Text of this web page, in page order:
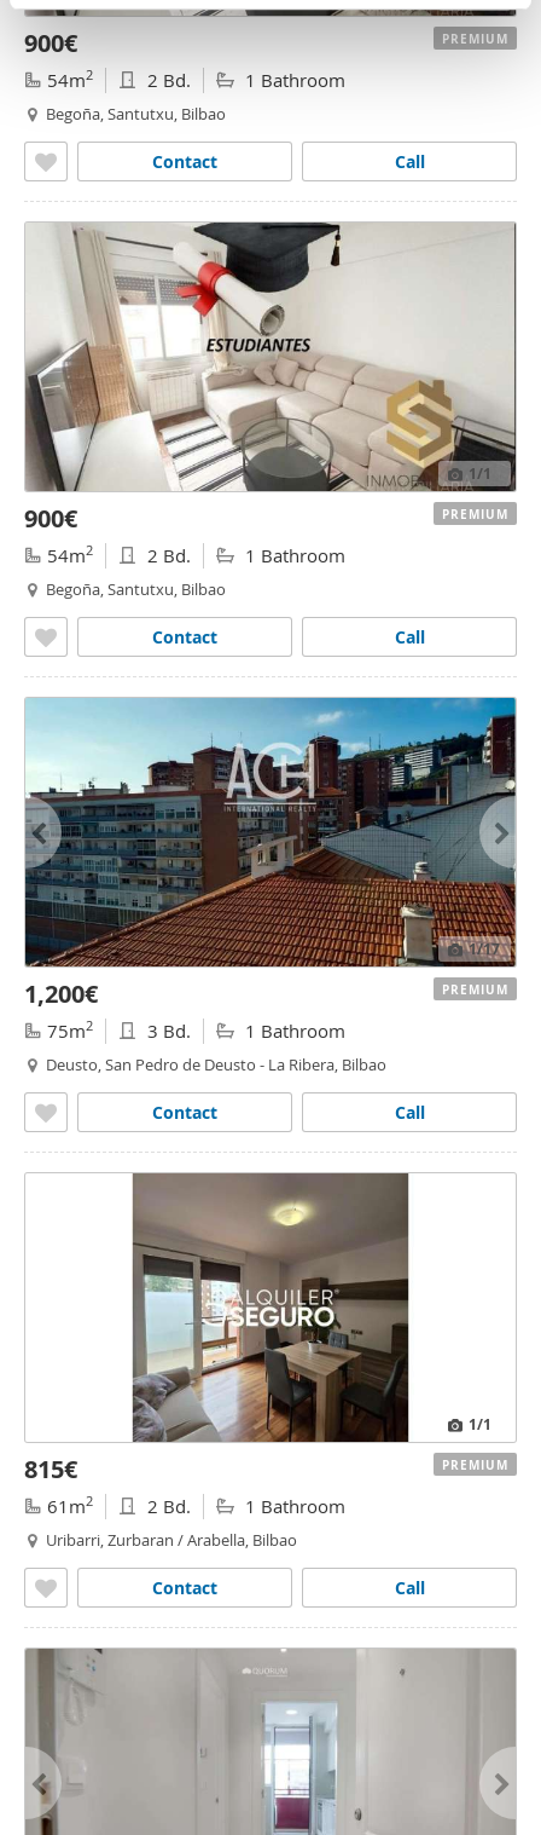
partir del uso que haya hecho de sus servicios.
n
900€
54m2 2 Bd. 1 Bathroom
Begoña, Santutxu, Bilbao
Call
Contact
PREMIUM
1/1
900€
54m2 2 Bd. 1 Bathroom
Begoña, Santutxu, Bilbao
Call
Contact
PREMIUM
1/17
1,200€
75m2 3 Bd. 1 Bathroom
Deusto, San Pedro de Deusto - La Ribera, Bilbao
Call
Contact
PREMIUM
1/1
815€
61m2 2 Bd. 1 Bathroom
Uribarri, Zurbaran / Arabella, Bilbao
Call
Contact
PREMIUM